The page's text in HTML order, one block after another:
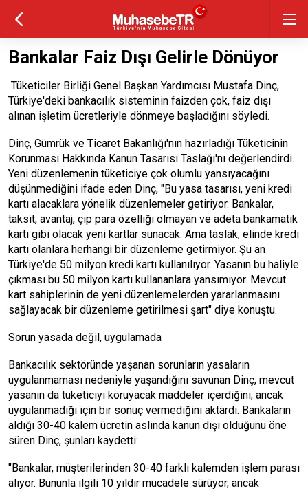
Bankalar Faiz Dışı Gelirle Dönüyor
Tüketiciler Birliği Genel Başkan Yardımcısı Mustafa Dinç,
Türkiye'deki bankacılık sisteminin faizden çok, faiz dışı
alınan işletim ücretleriyle dönmeye başladığını söyledi.
Dinç, Gümrük ve Ticaret Bakanlığı'nın hazırladığı Tüketicinin
Korunması Hakkında Kanun Tasarısı Taslağı'nı değerlendirdi.
Yeni düzenlemenin tüketiciye çok olumlu yansıyacağını
düşünmediğini ifade eden Dinç, "Bu yasa tasarısı, yeni kredi
kartı alacaklara yönelik düzenlemeler getiriyor. Bankalar,
taksit, avantaj, çip para özelliği olmayan ve adeta bankamatik
kartı gibi olacak yeni kartlar sunacak. Ama taslak, elinde kredi
kartı olanlara herhangi bir düzenleme getirmiyor. Şu an
Türkiye'de 50 milyon kredi kartı kullanılıyor. Yasanın bu haliyle
çıkması bu 50 milyon kartı kullananlara yansımıyor. Mevcut
kart sahiplerinin de yeni düzenlemelerden yararlanmasını
sağlayacak bir düzenleme getirilmesi şart" diye konuştu.
Sorun yasada değil, uygulamada
Bankacılık sektöründe yaşanan sorunların yasaların
uygulanmaması nedeniyle yaşandığını savunan Dinç, mevcut
yasanın da tüketiciyi koruyacak maddeler içerdiğini, ancak
uygulanmadığı için bir sonuç vermediğini aktardı. Bankaların
aldığı 30-40 kalem ücretin aslında kanun dışı olduğunu öne
süren Dinç, şunları kaydetti:
"Bankalar, müşterilerinden 30-40 farklı kalemden işlem parası
alıyor. Bununla ilgili 10 yıldır mücadele sürüyor, ancak